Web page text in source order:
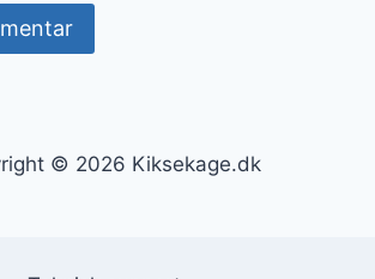
© 2026 Kiksekage.dk